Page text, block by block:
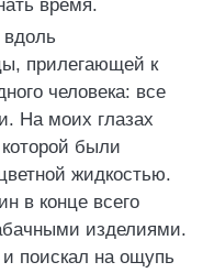
время.
прилегающей к
человека: все
На моих глазах
которой были
жидкостью.
в конце всего
изделиями.
поискал на ощупь